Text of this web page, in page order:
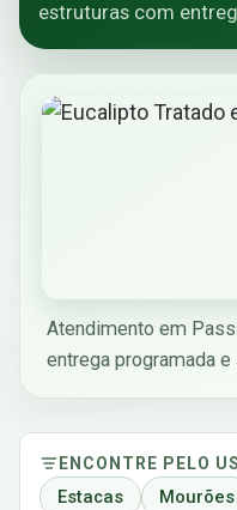
estruturas com
Atendimento em
entrega programada
ENCONTRE PELO
Estacas Mourões